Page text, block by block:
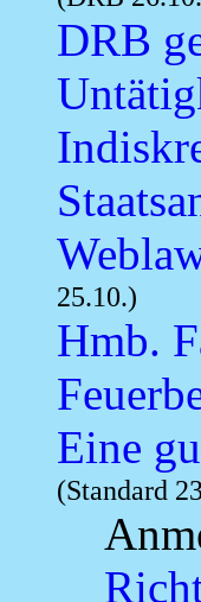
DRB
25.10.)
Hmb.
Eine
(Standard